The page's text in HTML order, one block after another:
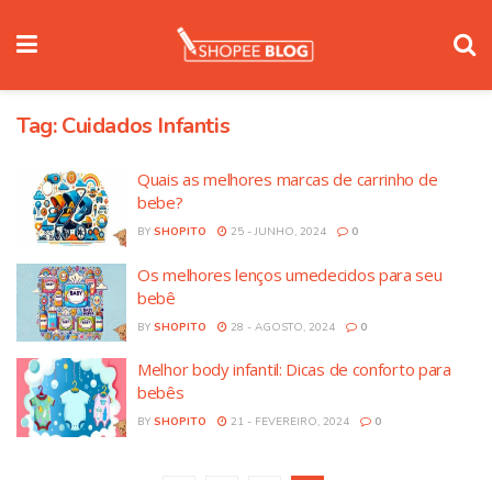
Tag:Cuidados Infantis
Quais as melhores marcas de carrinho de
bebe?
BY SHOPITO 25 - JUNHO, 2024 0
Os melhores lenços umedecidos para seu
bebê
BY SHOPITO 28 - AGOSTO, 2024 0
Melhor body infantil: Dicas de conforto para
bebês
BY SHOPITO 21 - FEVEREIRO, 2024 0